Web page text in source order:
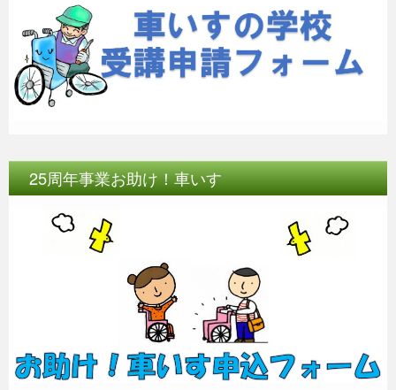
25周年事業お助け！車いす